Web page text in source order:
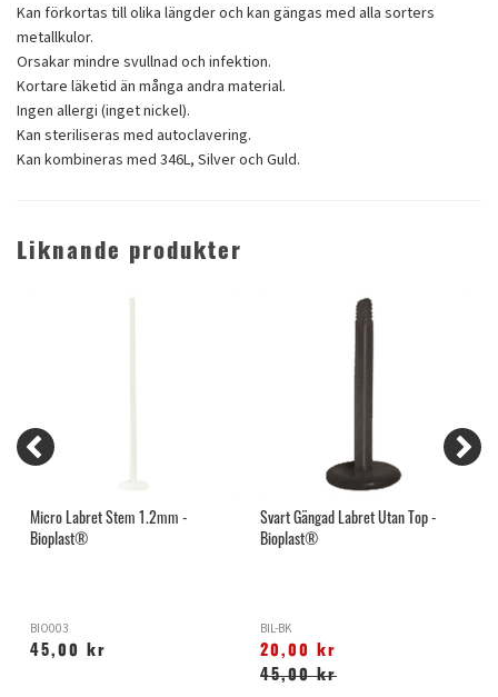
Kan förkortas till olika längder och kan gängas med alla sorters
metallkulor.
Orsakar mindre svullnad och infektion.
Kortare läketid än många andra material.
Ingen allergi (inget nickel).
Kan steriliseras med autoclavering.
Kan kombineras med 346L, Silver och Guld.
Liknande produkter
Micro Labret Stem 1.2mm -
Bioplast®
BIO003
45,00 kr
Svart Gängad Labret Utan Top -
Bioplast®
BIL-BK
20,00 kr
45,00 kr